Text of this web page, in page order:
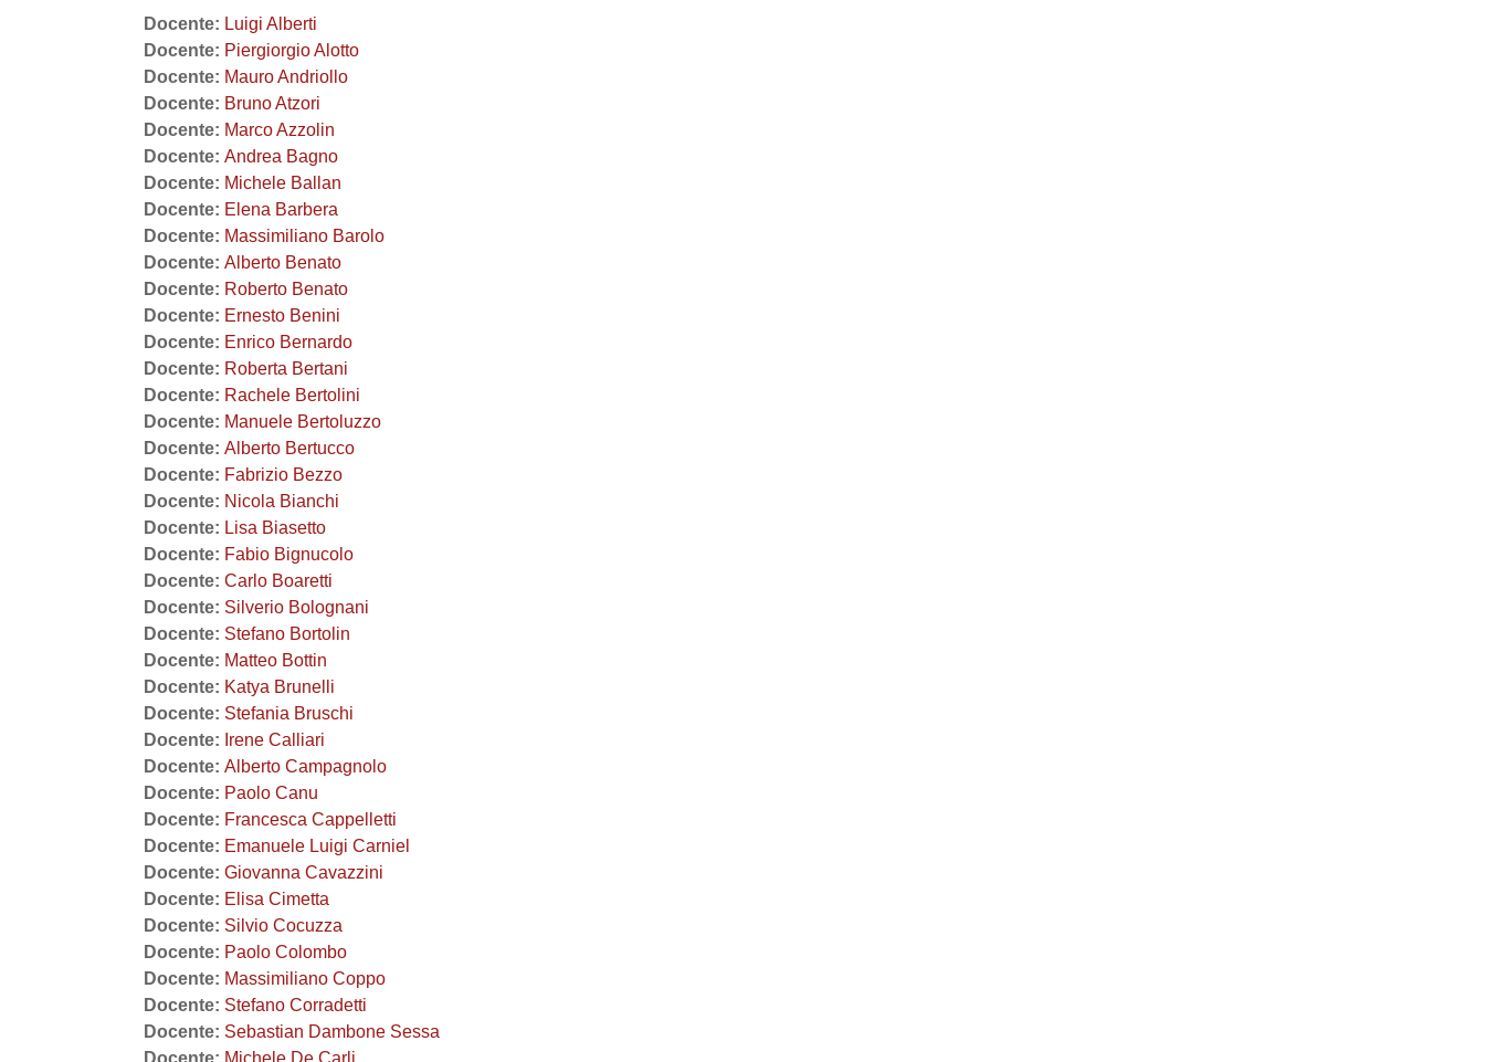
Docente: Luigi Alberti
Docente: Piergiorgio Alotto
Docente: Mauro Andriollo
Docente: Bruno Atzori
Docente: Marco Azzolin
Docente: Andrea Bagno
Docente: Michele Ballan
Docente: Elena Barbera
Docente: Massimiliano Barolo
Docente: Alberto Benato
Docente: Roberto Benato
Docente: Ernesto Benini
Docente: Enrico Bernardo
Docente: Roberta Bertani
Docente: Rachele Bertolini
Docente: Manuele Bertoluzzo
Docente: Alberto Bertucco
Docente: Fabrizio Bezzo
Docente: Nicola Bianchi
Docente: Lisa Biasetto
Docente: Fabio Bignucolo
Docente: Carlo Boaretti
Docente: Silverio Bolognani
Docente: Stefano Bortolin
Docente: Matteo Bottin
Docente: Katya Brunelli
Docente: Stefania Bruschi
Docente: Irene Calliari
Docente: Alberto Campagnolo
Docente: Paolo Canu
Docente: Francesca Cappelletti
Docente: Emanuele Luigi Carniel
Docente: Giovanna Cavazzini
Docente: Elisa Cimetta
Docente: Silvio Cocuzza
Docente: Paolo Colombo
Docente: Massimiliano Coppo
Docente: Stefano Corradetti
Docente: Sebastian Dambone Sessa
Docente: Michele De Carli